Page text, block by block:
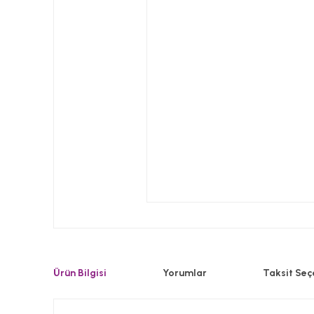
Ürün Bilgisi Yorumlar Taksit